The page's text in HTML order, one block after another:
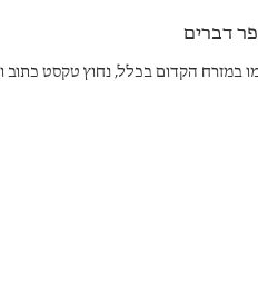
דברים
במזרח הקדום בכלל, נחוץ טקסט כתוב